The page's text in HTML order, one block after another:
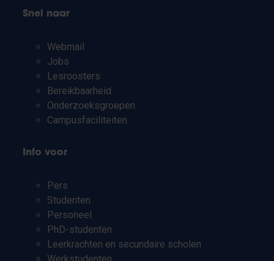
Snel naar
Webmail
Jobs
Lesroosters
Bereikbaarheid
Onderzoeksgroepen
Campusfaciliteiten
Info voor
Pers
Studenten
Personeel
PhD-studenten
Leerkrachten en secundaire scholen